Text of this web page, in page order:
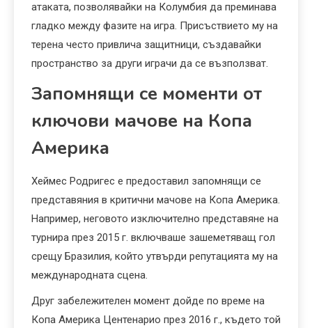
атаката, позволявайки на Колумбия да преминава
гладко между фазите на игра. Присъствието му на
терена често привлича защитници, създавайки
пространство за други играчи да се възползват.
Запомнящи се моменти от
ключови мачове на Копа
Америка
Хеймес Родригес е предоставил запомнящи се
представяния в критични мачове на Копа Америка.
Например, неговото изключително представяне на
турнира през 2015 г. включваше зашеметяващ гол
срещу Бразилия, който утвърди репутацията му на
международната сцена.
Друг забележителен момент дойде по време на
Копа Америка Центенарио през 2016 г., където той